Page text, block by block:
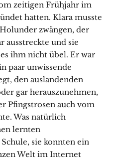
zeitigen Frühjahr im
hatten. Klara musste
zwängen, der
ausstreckte und sie
ihm nicht übel. Er war
paar unwissende
den auslandenden
gar herauszunehmen,
Pfingstrosen auch vom
Was natürlich
lernten
sie konnten ein
Welt im Internet